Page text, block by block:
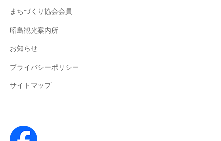
まちづくり協会会員
昭島観光案内所
お知らせ
プライバシーポリシー
サイトマップ